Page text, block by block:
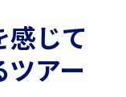
感じて
アー